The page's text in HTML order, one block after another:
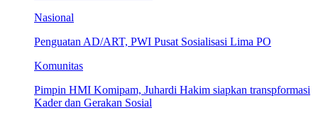
Nasional
Penguatan AD/ART, PWI Pusat Sosialisasi Lima PO
Komunitas
Pimpin HMI Komipam, Juhardi Hakim siapkan transpformasi
Kader dan Gerakan Sosial